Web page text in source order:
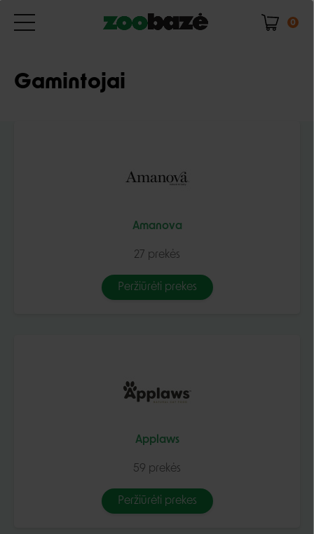
0
Gamintojai
Amanova
27 prekės
Peržiūrėti prekes
Applaws
59 prekės
Peržiūrėti prekes